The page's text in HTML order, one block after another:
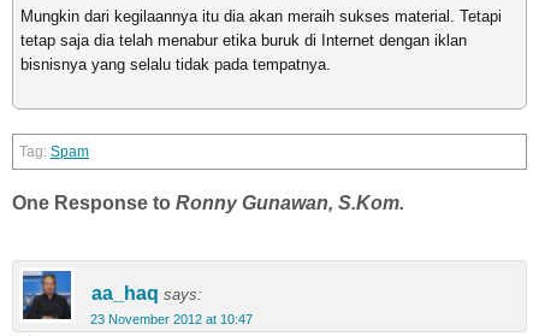
Mungkin dari kegilaannya itu dia akan meraih sukses material. Tetapi
tetap saja dia telah menabur etika buruk di Internet dengan iklan
bisnisnya yang selalu tidak pada tempatnya.
Spam
One Response to Ronny Gunawan, S.Kom.
aa_haq says:
23 November 2012 at 10:47